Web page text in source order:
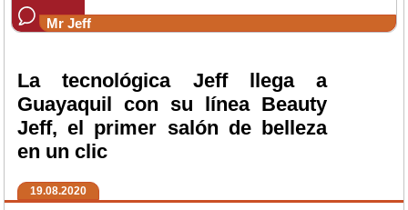
Mr Jeff
La tecnológica Jeff llega a
Guayaquil con su línea Beauty
Jeff, el primer salón de belleza
en un clic
19.08.2020